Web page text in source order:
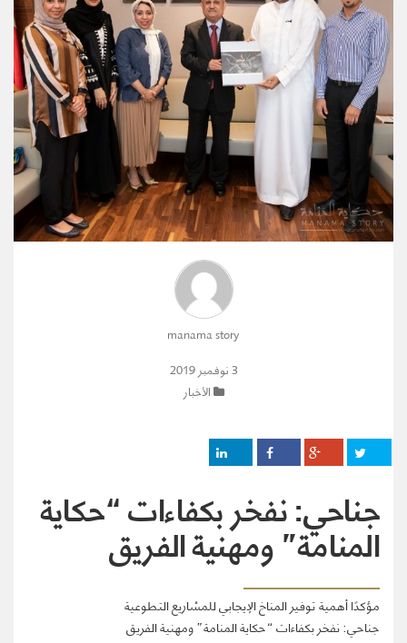
manama story
3 نوفمبر 2019
الأخبار
جناحي: نفخر بكفاءات “حكاية
المنامة” ومهنية الفريق
مؤكدًا أهمية توفير المناخ الإيجابي للمشاريع التطوعية
جناحي: نفخر بكفاءات “حكاية المنامة” ومهنية الفريق